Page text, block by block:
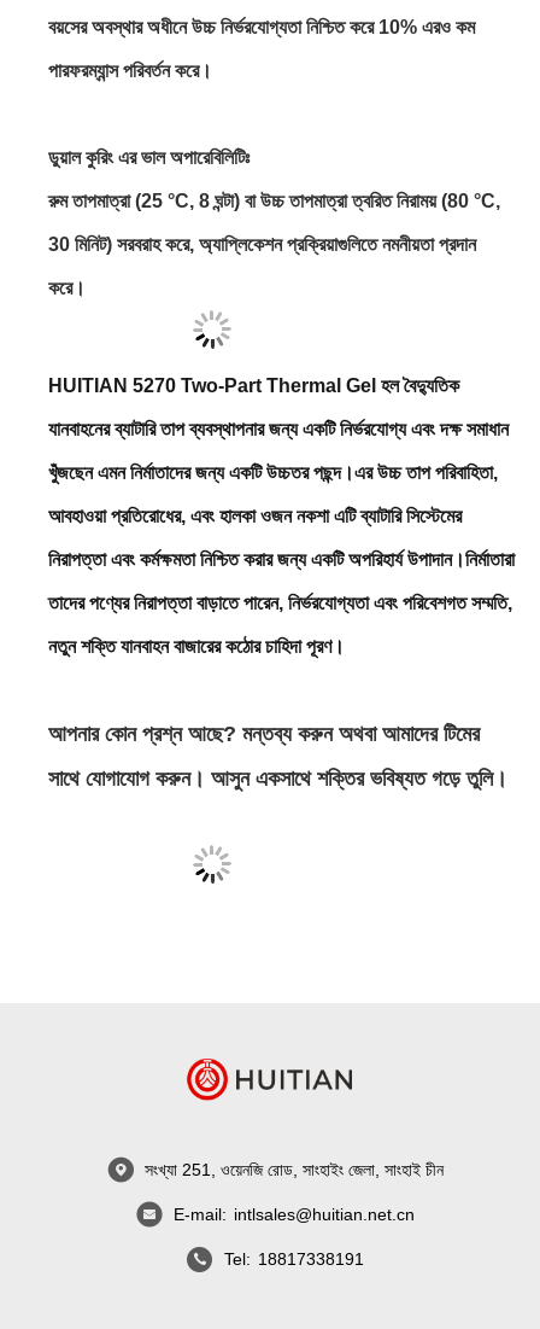
বয়সের অবস্থার অধীনে উচ্চ নির্ভরযোগ্যতা নিশ্চিত করে 10% এরও কম
পারফরম্যান্স পরিবর্তন করে।
ডুয়াল কুরিং এর ভাল অপারেবিলিটিঃ
রুম তাপমাত্রা (25 °C, 8 ঘন্টা) বা উচ্চ তাপমাত্রা ত্বরিত নিরাময় (80 °C,
30 মিনিট) সরবরাহ করে, অ্যাপ্লিকেশন প্রক্রিয়াগুলিতে নমনীয়তা প্রদান
করে।
HUITIAN 5270 Two-Part Thermal Gel হল বৈদ্যুতিক
যানবাহনের ব্যাটারি তাপ ব্যবস্থাপনার জন্য একটি নির্ভরযোগ্য এবং দক্ষ সমাধান
খুঁজছেন এমন নির্মাতাদের জন্য একটি উচ্চতর পছন্দ।এর উচ্চ তাপ পরিবাহিতা,
আবহাওয়া প্রতিরোধের, এবং হালকা ওজন নকশা এটি ব্যাটারি সিস্টেমের
নিরাপত্তা এবং কর্মক্ষমতা নিশ্চিত করার জন্য একটি অপরিহার্য উপাদান।নির্মাতারা
তাদের পণ্যের নিরাপত্তা বাড়াতে পারেন, নির্ভরযোগ্যতা এবং পরিবেশগত সম্মতি,
নতুন শক্তি যানবাহন বাজারের কঠোর চাহিদা পূরণ।
আপনার কোন প্রশ্ন আছে? মন্তব্য করুন অথবা আমাদের টিমের
সাথে যোগাযোগ করুন। আসুন একসাথে শক্তির ভবিষ্যত গড়ে তুলি।
সংখ্যা 251, ওয়েনজি রোড, সাংহাইং জেলা, সাংহাই চীন
E-mail: intlsales@huitian.net.cn
Tel: 18817338191